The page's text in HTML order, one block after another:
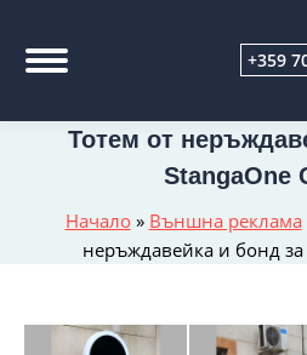
+359
Начало» Външна реклама
неръждавейка и бонд
Тотем от
StangaOne